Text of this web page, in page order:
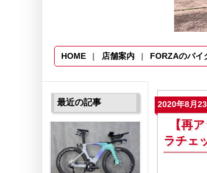
HOME 店舗案内 FORZAのバイ
2020年8月
【再
ラチェ
最近の記事